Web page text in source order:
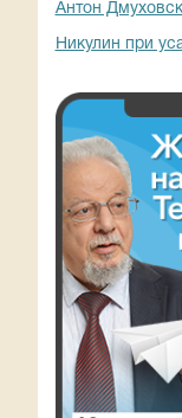
Антон
Никулин при